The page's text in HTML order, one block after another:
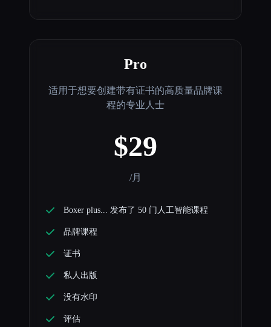
Pro
适用于想要创建带有证书的高质量品牌课
程的专业人士
$29
/月
Boxer plus... 发布了 50 门人工智能课程
品牌课程
证书
私人出版
没有水印
评估